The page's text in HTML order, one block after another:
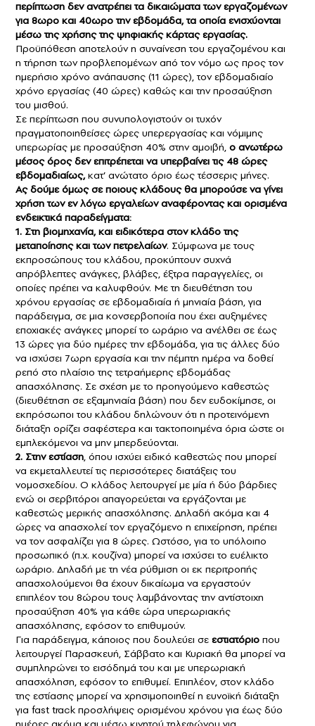
περίπτωση δεν ανατρέπει τα δικαιώματα των εργαζομένων
για 8ωρο και 40ωρο την εβδομάδα, τα οποία ενισχύονται
μέσω της χρήσης της ψηφιακής κάρτας εργασίας.
Προϋπόθεση αποτελούν η συναίνεση του εργαζομένου και
η τήρηση των προβλεπομένων από τον νόμο ως προς τον
ημερήσιο χρόνο ανάπαυσης (11 ώρες), τον εβδομαδιαίο
χρόνο εργασίας (40 ώρες) καθώς και την προσαύξηση
του μισθού.
Σε περίπτωση που συνυπολογιστούν οι τυχόν
πραγματοποιηθείσες ώρες υπερεργασίας και νόμιμης
υπερωρίας με προσαύξηση 40% στην αμοιβή, ο ανωτέρω
μέσος όρος δεν επιτρέπεται να υπερβαίνει τις 48 ώρες
εβδομαδιαίως,κατ’ ανώτατο όριο έως τέσσερις μήνες.
Ας δούμε όμως σε ποιους κλάδους θα μπορούσε να γίνει
χρήση των εν λόγω εργαλείων αναφέροντας και ορισμένα
ενδεικτικά παραδείγματα:
1. Στη βιομηχανία, και ειδικότερα στον κλάδο της
μεταποίησης και των πετρελαίων. Σύμφωνα με τους
εκπροσώπους του κλάδου, προκύπτουν συχνά
απρόβλεπτες ανάγκες, βλάβες, έξτρα παραγγελίες, οι
οποίες πρέπει να καλυφθούν. Με τη διευθέτηση του
χρόνου εργασίας σε εβδομαδιαία ή μηνιαία βάση, για
παράδειγμα, σε μια κονσερβοποιία που έχει αυξημένες
εποχιακές ανάγκες μπορεί το ωράριο να ανέλθει σε έως
13 ώρες για δύο ημέρες την εβδομάδα, για τις άλλες δύο
να ισχύσει 7ωρη εργασία και την πέμπτη ημέρα να δοθεί
ρεπό στο πλαίσιο της τετραήμερης εβδομάδας
απασχόλησης. Σε σχέση με το προηγούμενο καθεστώς
(διευθέτηση σε εξαμηνιαία βάση) που δεν ευδοκίμησε, οι
εκπρόσωποι του κλάδου δηλώνουν ότι η προτεινόμενη
διάταξη ορίζει σαφέστερα και τακτοποιημένα όρια ώστε οι
εμπλεκόμενοι να μην μπερδεύονται.
2. Στην εστίαση, όπου ισχύει ειδικό καθεστώς που μπορεί
να εκμεταλλευτεί τις περισσότερες διατάξεις του
νομοσχεδίου. Ο κλάδος λειτουργεί με μία ή δύο βάρδιες
ενώ οι σερβιτόροι απαγορεύεται να εργάζονται με
καθεστώς μερικής απασχόλησης. Δηλαδή ακόμα και 4
ώρες να απασχολεί τον εργαζόμενο η επιχείρηση, πρέπει
να τον ασφαλίζει για 8 ώρες. Ωστόσο, για το υπόλοιπο
προσωπικό (π.χ. κουζίνα) μπορεί να ισχύσει το ευέλικτο
ωράριο. Δηλαδή με τη νέα ρύθμιση οι εκ περιτροπής
απασχολούμενοι θα έχουν δικαίωμα να εργαστούν
επιπλέον του 8ώρου τους λαμβάνοντας την αντίστοιχη
προσαύξηση 40% για κάθε ώρα υπερωριακής
απασχόλησης, εφόσον το επιθυμούν.
Για παράδειγμα, κάποιος που δουλεύει σε εστιατόριο που
λειτουργεί Παρασκευή, Σάββατο και Κυριακή θα μπορεί να
συμπληρώνει το εισόδημά του και με υπερωριακή
απασχόληση, εφόσον το επιθυμεί. Επιπλέον, στον κλάδο
της εστίασης μπορεί να χρησιμοποιηθεί η ευνοϊκή διάταξη
για fast track προσλήψεις ορισμένου χρόνου για έως δύο